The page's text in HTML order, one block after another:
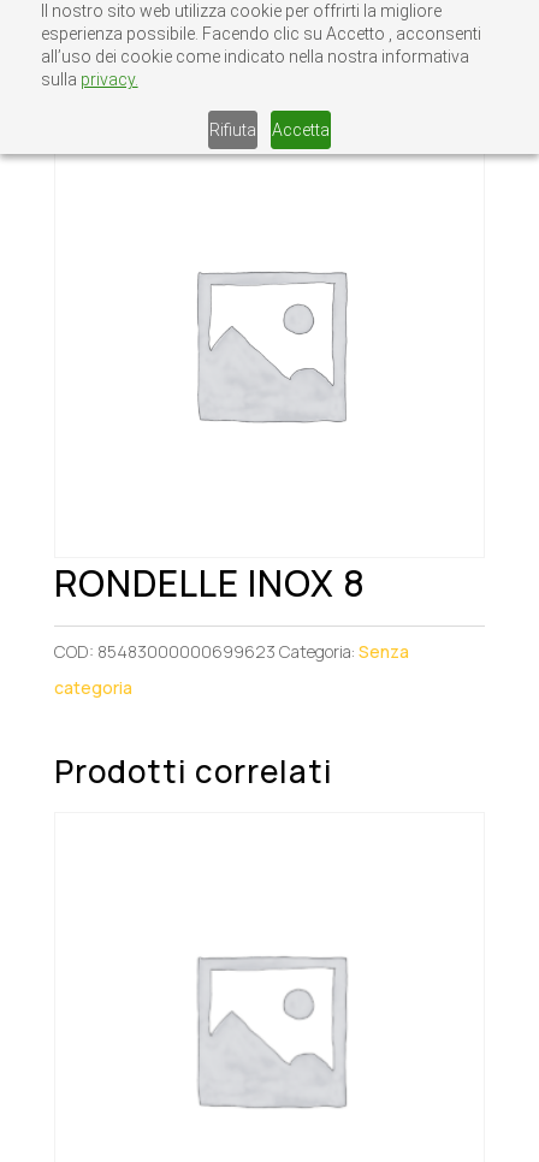
Il nostro sito web utilizza cookie per offrirti la migliore
esperienza possibile. Facendo clic su Accetto , acconsenti
all’uso dei cookie come indicato nella nostra informativa
sulla privacy.
Rifiuta Accetta
Home/Senza categoria
RONDELLE INOX 8
COD: 85483000000699623 Categoria: Senza
categoria
Prodotti correlati